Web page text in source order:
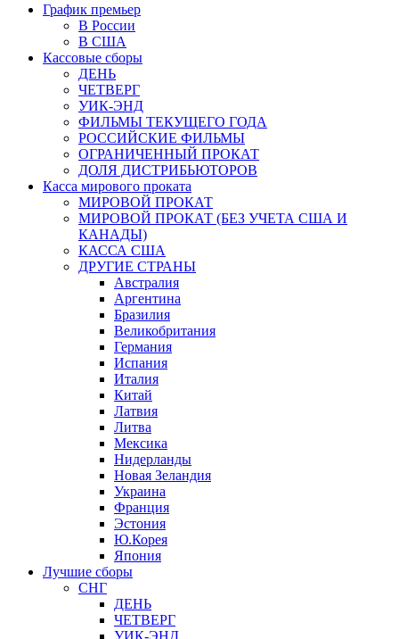
График премьер
В России
В США
Кассовые сборы
ДЕНЬ
ЧЕТВЕРГ
УИК-ЭНД
ФИЛЬМЫ ТЕКУЩЕГО ГОДА
РОССИЙСКИЕ ФИЛЬМЫ
ОГРАНИЧЕННЫЙ ПРОКАТ
ДОЛЯ ДИСТРИБЬЮТОРОВ
Касса мирового проката
МИРОВОЙ ПРОКАТ
МИРОВОЙ ПРОКАТ (БЕЗ УЧЕТА США И
КАНАДЫ)
КАССА США
ДРУГИЕ СТРАНЫ
Австралия
Аргентина
Бразилия
Великобритания
Германия
Испания
Италия
Китай
Латвия
Литва
Мексика
Нидерланды
Новая Зеландия
Украина
Франция
Эстония
Ю.Корея
Япония
Лучшие сборы
СНГ
ДЕНЬ
ЧЕТВЕРГ
УИК-ЭНД